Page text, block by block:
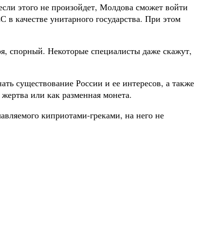
этого не произойдет, Молдова сможет войти
качестве унитарного государства. При этом
спорный. Некоторые специалисты даже скажут,
существование России и ее интересов, а также
или как разменная монета.
киприотами-греками, на него не